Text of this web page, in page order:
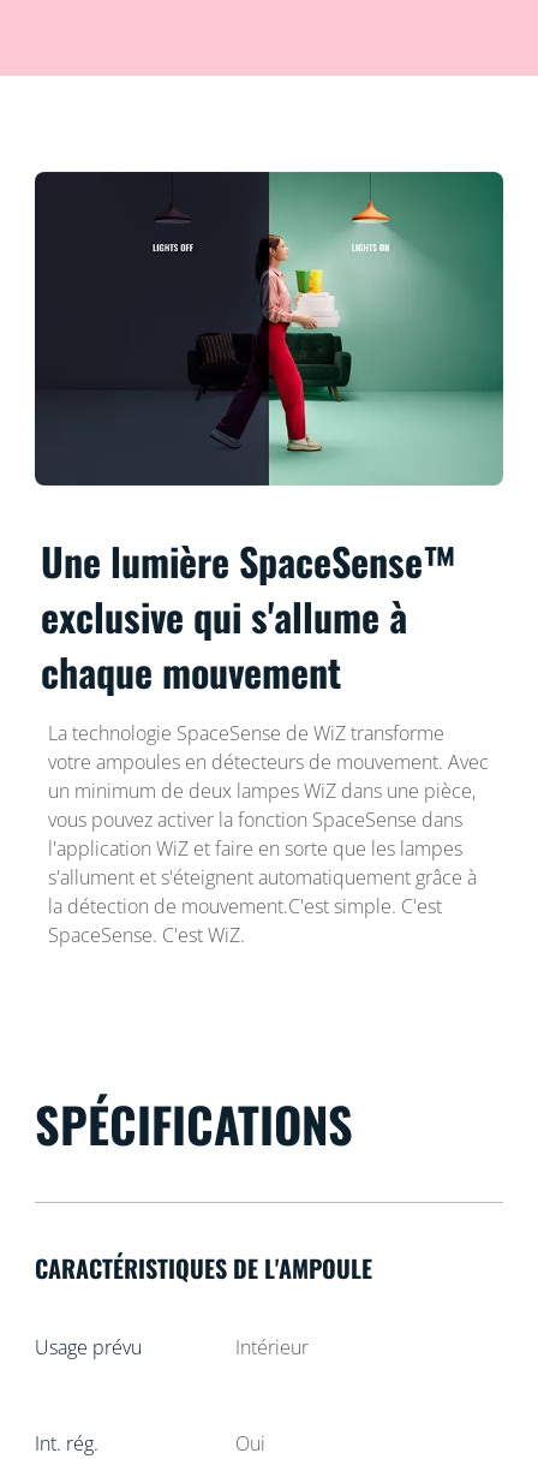
Une lumière SpaceSense™
exclusive qui s'allume à
chaque mouvement
La technologie SpaceSense de WiZ transforme
votre ampoules en détecteurs de mouvement. Avec
un minimum de deux lampes WiZ dans une pièce,
vous pouvez activer la fonction SpaceSense dans
l'application WiZ et faire en sorte que les lampes
s'allument et s'éteignent automatiquement grâce à
la détection de mouvement.C'est simple. C'est
SpaceSense. C'est WiZ.
SPÉCIFICATIONS
CARACTÉRISTIQUES DE L'AMPOULE
Usage prévu Intérieur
Int. rég. Oui